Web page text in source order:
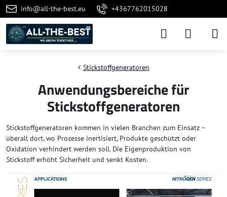
info@all-the-best.eu +4367762015028
Stickstoffgeneratoren
Anwendungsbereiche für
Stickstoffgeneratoren
Stickstoffgeneratoren kommen in vielen Branchen zum Einsatz –
überall dort, wo Prozesse inertisiert, Produkte geschützt oder
Oxidation verhindert werden soll. Die Eigenproduktion von
Stickstoff erhöht Sicherheit und senkt Kosten.